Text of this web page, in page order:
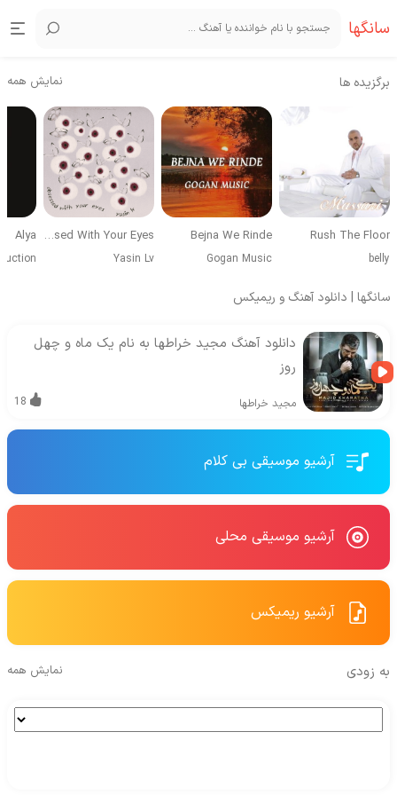
سانگها
برگزیده ها نمایش همه
Rush The Floor
belly
Bejna We Rinde
Gogan Music
Obsessed With Your Eyes
Yasin Lv
Alya
سانگها | دانلود آهنگ و ریمیکس
دانلود آهنگ مجید خراطها به نام یک ماه و چهل
روز
مجید خراطها 18
آرشیو موسیقی بی کلام
آرشیو موسیقی محلی
آرشیو ریمیکس
به زودی نمایش همه